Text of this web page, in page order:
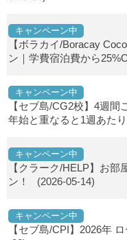
キャンペーン中
【ボラカイ/Boracay
ン｜学費宿泊費から
キャンペーン中
【セブ島/CG2校】4週
年始と重なると1週あたり
キャンペーン中
【クラーク/HELP】お
ン！
(2026-05-14)
キャンペーン中
【セブ島/CPI】2026年